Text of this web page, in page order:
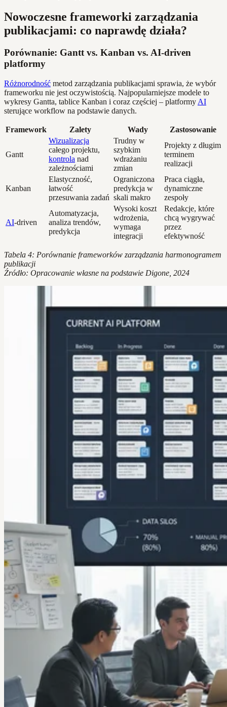
Nowoczesne frameworki zarządzania
publikacjami: co naprawdę działa?
Porównanie: Gantt vs. Kanban vs. AI-driven
platformy
Różnorodność metod zarządzania publikacjami sprawia, że wybór
frameworku nie jest oczywistością. Najpopularniejsze modele to
wykresy Gantta, tablice Kanban i coraz częściej – platformy AI
sterujące workflow na podstawie danych.
Framework Zalety Wady Zastosowanie
Gantt
Wizualizacja
całego projektu,
kontrola nad
zależnościami
Trudny w
szybkim
wdrażaniu
zmian
Projekty z długim
terminem
realizacji
Kanban
Elastyczność,
łatwość
przesuwania zadań
Ograniczona
predykcja w
skali makro
Praca ciągła,
dynamiczne
zespoły
AI-driven
Automatyzacja,
analiza trendów,
predykcja
Wysoki koszt
wdrożenia,
wymaga
integracji
Redakcje, które
chcą wygrywać
przez
efektywność
Tabela 4: Porównanie frameworków zarządzania harmonogramem
publikacji
Źródło: Opracowanie własne na podstawie Digone, 2024